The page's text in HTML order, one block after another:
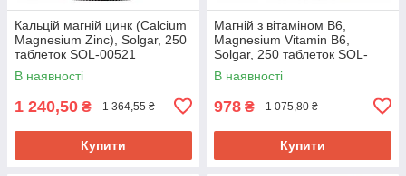
Кальцій магній цинк (Calcium
Magnesium Zinc), Solgar, 250
таблеток SOL-00521
В наявності
1 240,50 ₴ 1 364,55 ₴
Купити
Магній з вітаміном В6,
Magnesium Vitamin B6,
Solgar, 250 таблеток SOL-
01721
В наявності
978 ₴ 1 075,80 ₴
Купити